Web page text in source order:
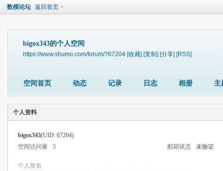
数模论坛 返回首页
bigox343的个人空间
https://www.shumo.com/forum/?67204 [收藏] [复制] [分享] [RSS]
空间首页 动态 记录 日志 相册 主
个人资料
bigox343(UID: 67204)
空间访问量
5 邮箱状态 未验证
个人签名